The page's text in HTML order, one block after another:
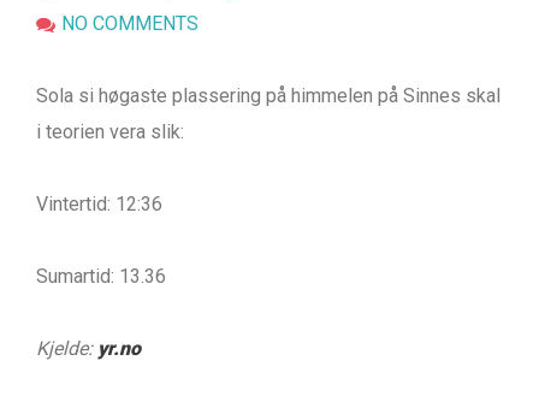
NO COMMENTS
Sola si høgaste plassering på himmelen på Sinnes skal
i teorien vera slik:
Vintertid: 12:36
Sumartid: 13.36
Kjelde: yr.no